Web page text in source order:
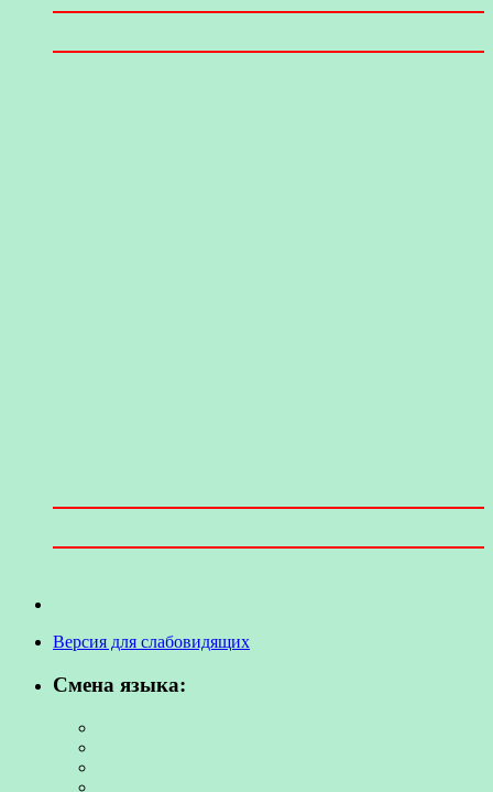
Версия для слабовидящих
Смена языка: